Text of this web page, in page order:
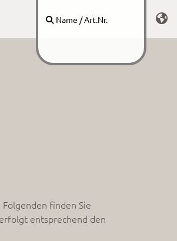

finden Sie
entsprechend den